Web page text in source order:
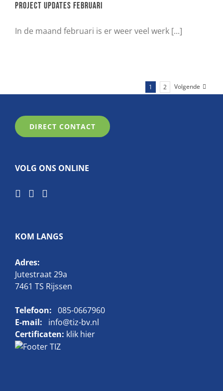
Project updates februari
In de maand februari is er weer veel werk [...]
1 2 Volgende
DIRECT CONTACT
VOLG ONS ONLINE
KOM LANGS
Adres:
Jutestraat 29a
7461 TS Rijssen
Telefoon: 085-0667960
E-mail:
info@tiz-bv.nl
Certificaten: klik hier